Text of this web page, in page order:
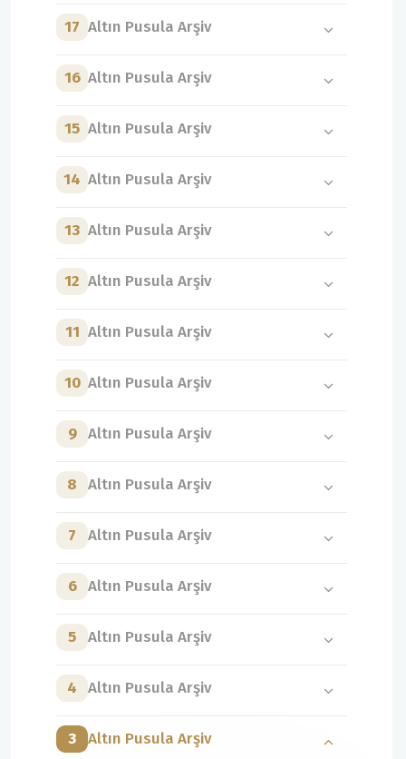
17 Altın Pusula Arşiv
16 Altın Pusula Arşiv
15 Altın Pusula Arşiv
14 Altın Pusula Arşiv
13 Altın Pusula Arşiv
12 Altın Pusula Arşiv
11 Altın Pusula Arşiv
10 Altın Pusula Arşiv
9 Altın Pusula Arşiv
8 Altın Pusula Arşiv
7 Altın Pusula Arşiv
6 Altın Pusula Arşiv
5 Altın Pusula Arşiv
4 Altın Pusula Arşiv
3 Altın Pusula Arşiv